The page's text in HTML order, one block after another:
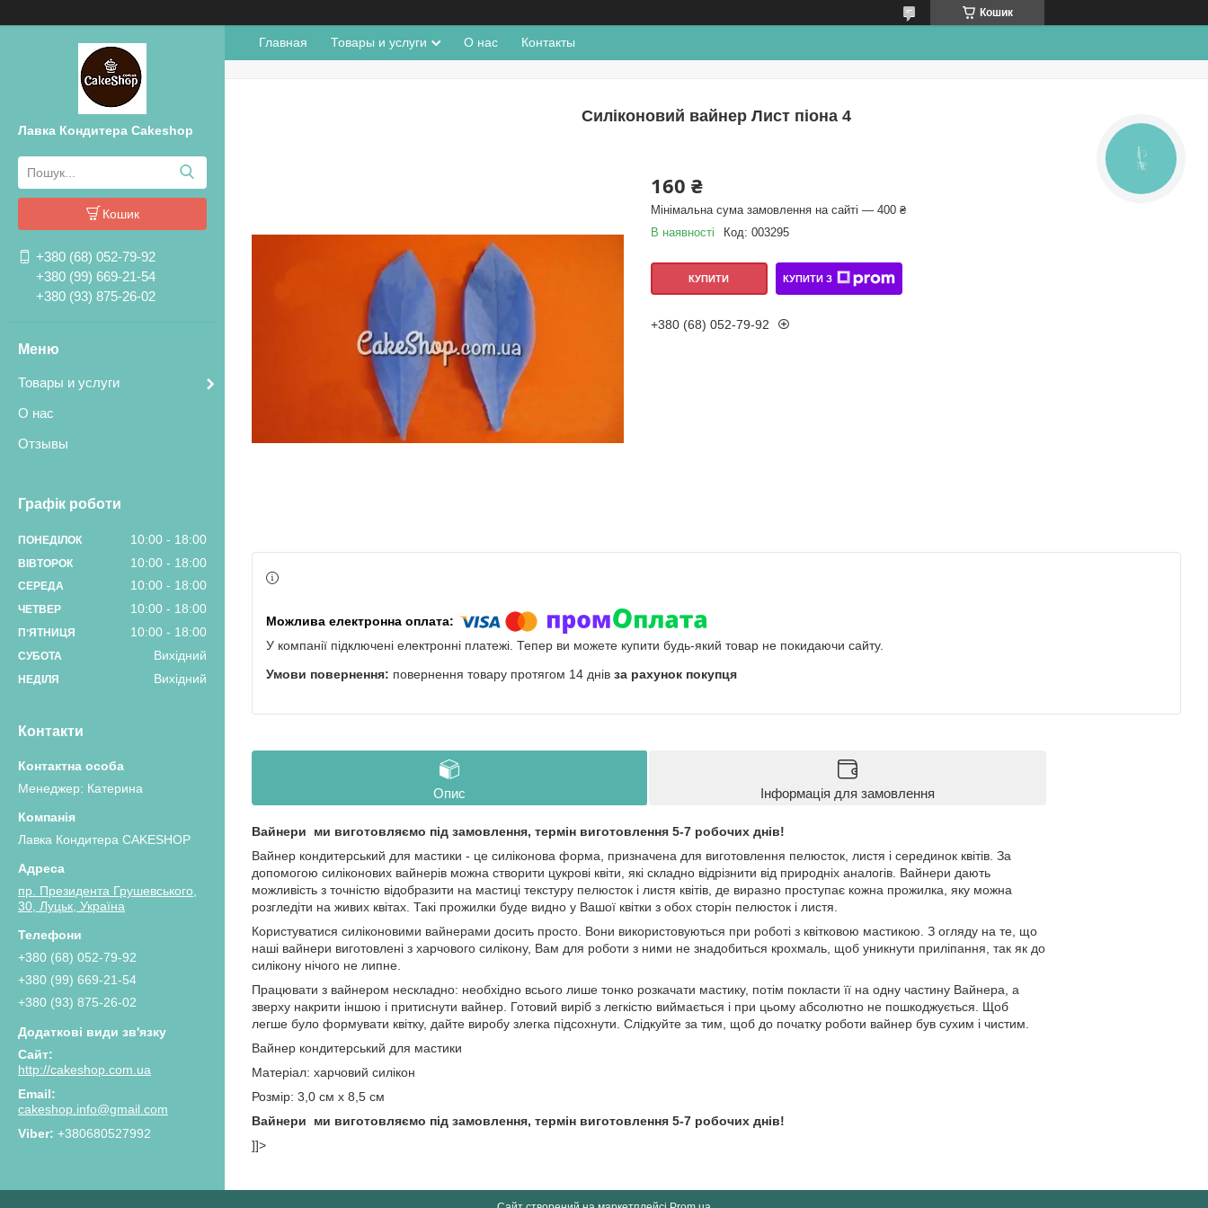
Кошик
Лавка Кондитера Cakeshop
Кошик
+380 (68) 052-79-92
+380 (99) 669-21-54
+380 (93) 875-26-02
Товары и услуги
О нас
Отзывы
Графік роботи
ПОНЕДІЛОК 10:00 18:00
ВІВТОРОК 10:00 18:00
СЕРЕДА 10:00 18:00
ЧЕТВЕР 10:00 18:00
ПʼЯТНИЦЯ 10:00 18:00
СУБОТА Вихідний
НЕДІЛЯ Вихідний
Контакти
Менеджер: Катерина
Лавка Кондитера CAKESHOP
пр. Президента Грушевського,
30, Луцьк, Україна
+380 (68) 052-79-92
+380 (99) 669-21-54
+380 (93) 875-26-02
http://cakeshop.com.ua
cakeshop.info@gmail.com
+380680527992
Главная Товары и услуги О нас Контакты
Силіконовий вайнер Лист піона 4
160 ₴
Мінімальна сума замовлення на сайті — 400 ₴
В наявності
Код: 003295
КУПИТИ КУПИТИ З
+380 (68) 052-79-92
У компанії підключені електронні платежі. Тепер ви можете купити будь-який товар не покидаючи сайту.
повернення товару протягом 14 днів за рахунок покупця
Опис Інформація для замовлення
Вайнери ми виготовляємо під замовлення, термін виготовлення 5-7 робочих днів!
Вайнер кондитерський для мастики - це силіконова форма, призначена для виготовлення пелюсток, листя і серединок квітів. За
допомогою силіконових вайнерів можна створити цукрові квіти, які складно відрізнити від природніх аналогів. Вайнери дають
можливість з точністю відобразити на мастиці текстуру пелюсток і листя квітів, де виразно проступає кожна прожилка, яку можна
розгледіти на живих квітах. Такі прожилки буде видно у Вашої квітки з обох сторін пелюсток і листя.
Користуватися силіконовими вайнерами досить просто. Вони використовуються при роботі з квітковою мастикою. З огляду на те, що
наші вайнери виготовлені з харчового силікону, Вам для роботи з ними не знадобиться крохмаль, щоб уникнути приліпання, так як до
силікону нічого не липне.
Працювати з вайнером нескладно: необхідно всього лише тонко розкачати мастику, потім покласти її на одну частину Вайнера, а
зверху накрити іншою і притиснути вайнер. Готовий виріб з легкістю виймається і при цьому абсолютно не пошкоджується. Щоб
легше було формувати квітку, дайте виробу злегка підсохнути. Слідкуйте за тим, щоб до початку роботи вайнер був сухим і чистим.
Вайнер кондитерський для мастики
Матеріал: харчовий силікон
Розмір: 3,0 см х 8,5 см
Вайнери ми виготовляємо під замовлення, термін виготовлення 5-7 робочих днів!
]]>
КНОПКА
ЗВ'ЯЗКУ